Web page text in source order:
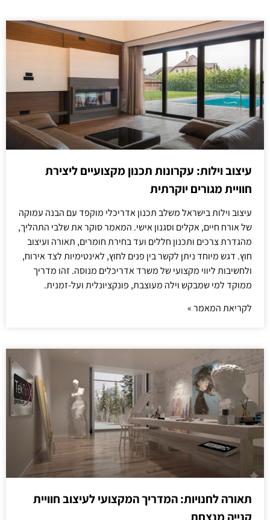
עיצוב וילות: עקרונות תכנון מקצועיים ליצירת
חוויית מגורים יוקרתית
עיצוב וילות בישראל משלב תכנון אדריכלי מוקפד עם הבנה עמוקה
של אורח חיים, אקלים וסגנון אישי. המאמר סוקר את שלבי התהליך,
מהגדרת צרכים ותכנון חללים ועד בחירת חומרים, תאורה ועיצוב
חוץ. דגש מיוחד ניתן לקשר בין פנים לחוץ, לאינטימיות לצד אירוח,
ולחשיבות ליווי מקצועי של משרד אדריכלים מנוסה. זהו מדריך
ממוקד למי שמבקש וילה מעוצבת, פונקציונלית ועל-זמנית.
לקריאת המאמר »
תאורה לחנויות: המדריך המקצועי לעיצוב חוויית
קנייה מנצחת